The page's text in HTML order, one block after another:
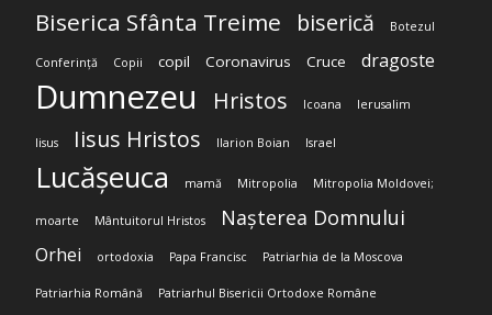
Biserica Sfânta Treime biserică Botezul
Conferință Copii copil Coronavirus Cruce dragoste
Dumnezeu Hristos Icoana Ierusalim
Iisus Iisus Hristos Ilarion Boian Israel
Lucășeuca mamă Mitropolia Mitropolia Moldovei;
moarte Mântuitorul Hristos Nașterea Domnului
Orhei ortodoxia Papa Francisc Patriarhia de la Moscova
Patriarhia Română Patriarhul Bisericii Ortodoxe Române